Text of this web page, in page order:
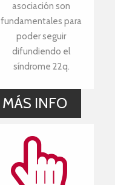
asociación son
fundamentales para
poder seguir
difundiendo el
síndrome 22q.
MÁS INFO